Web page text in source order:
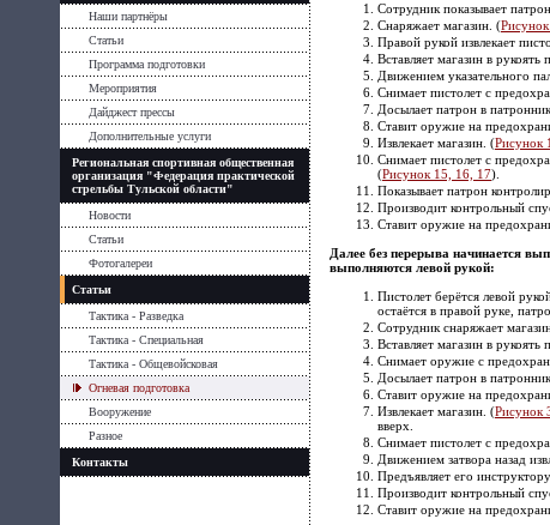
Наши партнёры
Статьи
Программа подготовки
Мероприятия
Дайджест прессы
Дополнительные услуги
Региональная спортивная общественная
организация "Федерация практической
стрельбы Тульской области"
Новости
Статьи
Фотогалереи
Статьи
Тактика - Разведка
Тактика - Специальная
Тактика - Общевойсковая
Огневая подготовка
Вооружение
Разное
Контакты
Сотрудник показывает
Снаряжает магазин. (
Правой рукой извлекает
Вставляет магазин в рукоять
Движением указательного
Снимает пистолет с
Досылает патрон в
Ставит оружие на
Извлекает магазин. (Рисунок
Снимает пистолет с
(Рисунок 15, 16, 17).
Показывает патрон
Производит контрольный
Ставит оружие на
Далее без перерыва начинается
выполняются левой рукой:
Пистолет берётся левой
остаётся в правой руке,
Сотрудник снаряжает
Вставляет магазин в рукоять
Снимает оружие с
Досылает патрон в
Ставит оружие на
Извлекает магазин. (Рисунок
вверх.
Снимает пистолет с
Движением затвора назад
Предъявляет его
Производит контрольный
Ставит оружие на